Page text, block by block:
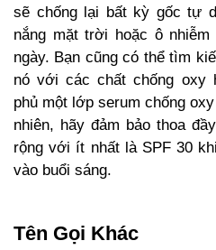
sẽ chống lại bất kỳ gốc tự
nắng mặt trời hoặc ô
ngày. Bạn cũng có thể tìm
nó với các chất chống oxy
phủ một lớp serum chống
nhiên, hãy đảm bảo thoa
rộng với ít nhất là SPF 30
vào buổi sáng.
Tên Gọi Khác